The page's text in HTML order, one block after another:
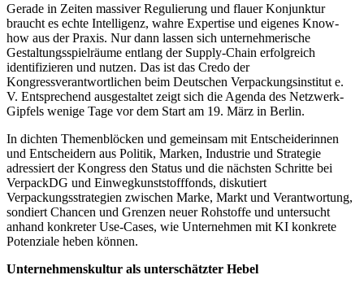
Gerade in Zeiten massiver Regulierung und flauer Konjunktur
braucht es echte Intelligenz, wahre Expertise und eigenes Know-
how aus der Praxis. Nur dann lassen sich unternehmerische
Gestaltungsspielräume entlang der Supply-Chain erfolgreich
identifizieren und nutzen. Das ist das Credo der
Kongressverantwortlichen beim Deutschen Verpackungsinstitut e.
V. Entsprechend ausgestaltet zeigt sich die Agenda des Netzwerk-
Gipfels wenige Tage vor dem Start am 19. März in Berlin.
In dichten Themenblöcken und gemeinsam mit Entscheiderinnen
und Entscheidern aus Politik, Marken, Industrie und Strategie
adressiert der Kongress den Status und die nächsten Schritte bei
VerpackDG und Einwegkunststofffonds, diskutiert
Verpackungsstrategien zwischen Marke, Markt und Verantwortung,
sondiert Chancen und Grenzen neuer Rohstoffe und untersucht
anhand konkreter Use-Cases, wie Unternehmen mit KI konkrete
Potenziale heben können.
Unternehmenskultur als unterschätzter Hebel